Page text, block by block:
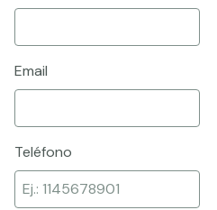
Email
Teléfono